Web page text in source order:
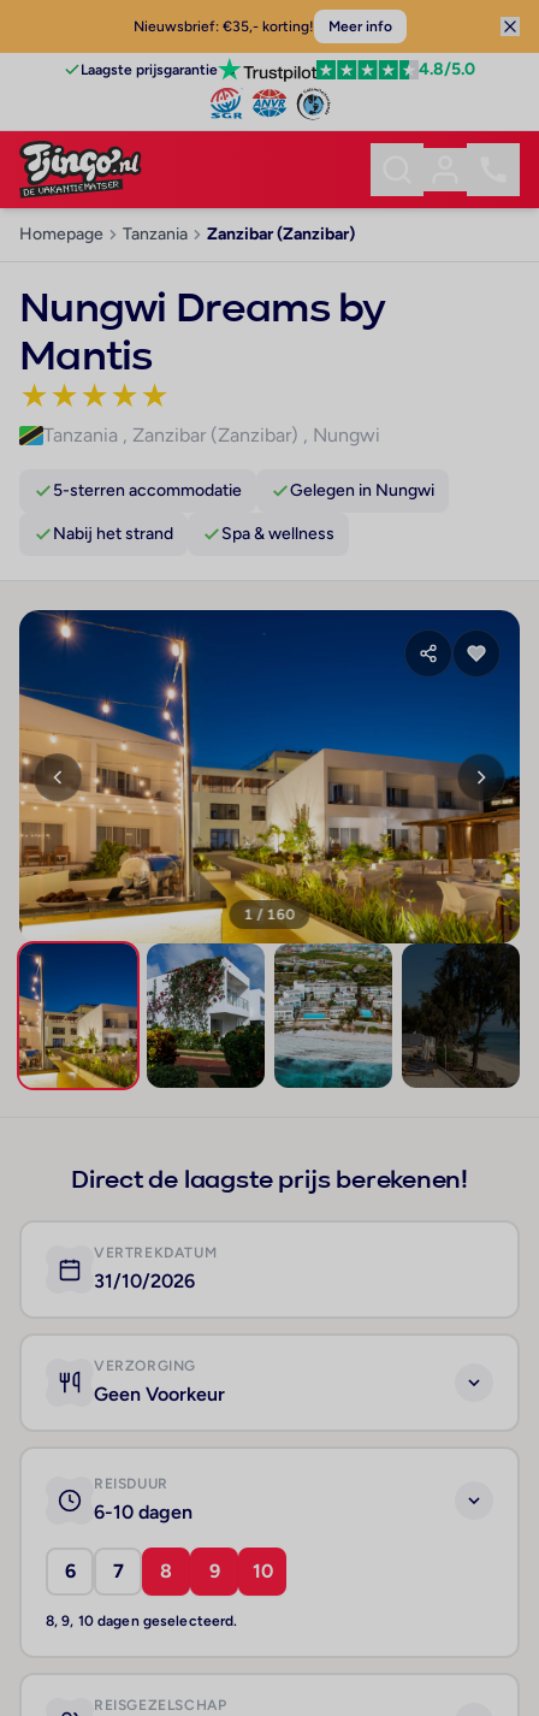
Nieuwsbrief: €35,- korting! Meer info
Laagste prijsgarantie 4.8/5.0
Homepage Tanzania Zanzibar (Zanzibar)
Nungwi Dreams by
Mantis
★★★★★
Tanzania , Zanzibar (Zanzibar) , Nungwi
5-sterren accommodatie Gelegen in Nungwi
Nabij het strand Spa & wellness
1 / 160
Direct de laagste prijs berekenen!
VERTREKDATUM
31/10/2026
VERZORGING
Geen Voorkeur
REISDUUR
6-10 dagen
6 7 8 9 10
8, 9, 10 dagen geselecteerd.
REISGEZELSCHAP